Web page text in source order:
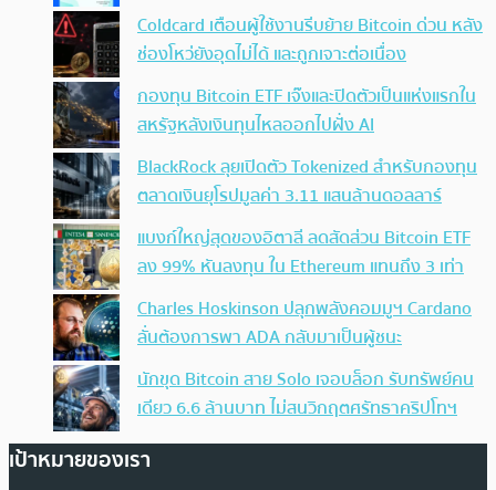
Coldcard เตือนผู้ใช้งานรีบย้าย Bitcoin ด่วน หลัง
ช่องโหว่ยังอุดไม่ได้ และถูกเจาะต่อเนื่อง
กองทุน Bitcoin ETF เจ๊งและปิดตัวเป็นแห่งแรกใน
สหรัฐหลังเงินทุนไหลออกไปฝั่ง AI
BlackRock ลุยเปิดตัว Tokenized สำหรับกองทุน
ตลาดเงินยุโรปมูลค่า 3.11 แสนล้านดอลลาร์
แบงก์ใหญ่สุดของอิตาลี ลดสัดส่วน Bitcoin ETF
ลง 99% หันลงทุน ใน Ethereum แทนถึง 3 เท่า
Charles Hoskinson ปลุกพลังคอมมูฯ Cardano
ลั่นต้องการพา ADA กลับมาเป็นผู้ชนะ
นักขุด Bitcoin สาย Solo เจอบล็อก รับทรัพย์คน
เดียว 6.6 ล้านบาท ไม่สนวิกฤตศรัทธาคริปโทฯ
เป้าหมายของเรา